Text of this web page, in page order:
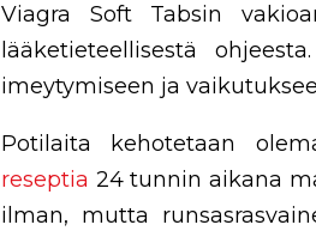
Viagra Soft Tabsin
lääketieteellisestä
imeytymiseen ja
Potilaita kehotetaan
reseptia 24 tunnin aikana
ilman, mutta